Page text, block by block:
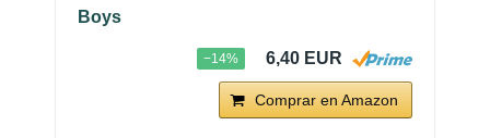
Boys
−14% 6,40 EUR
Comprar en Amazon